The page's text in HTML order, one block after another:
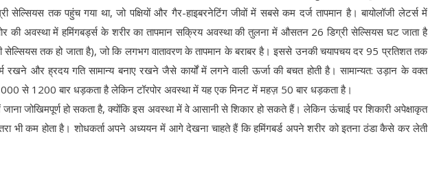
सेल्सियस तक पहुंच गया था, जो पक्षियों और गैर-हाइबरनेटिंग जीवों में सबसे कम दर्ज तापमान है। बायोलॉजी लेटर्स में
की अवस्था में हमिंगबर्ड्स के शरीर का तापमान सक्रिय अवस्था की तुलना में औसतन 26 डिग्री सेल्सियस घट जाता है
तक हो जाता है), जो कि लगभग वातावरण के तापमान के बराबर है। इससे उनकी चयापचय दर 95 प्रतिशत तक
रखने और ह्रदय गति सामान्य बनाए रखने जैसे कार्यों में लगने वाली ऊर्जा की बचत होती है। सामान्यत: उड़ान के वक्त
से 1200 बार धड़कता है लेकिन टॉरपोर अवस्था में यह एक मिनट में महज़ 50 बार धड़कता है।
जाना जोखिमपूर्ण हो सकता है, क्योंकि इस अवस्था में वे आसानी से शिकार हो सकते हैं। लेकिन ऊंचाई पर शिकारी अपेक्षाकृत
भी कम होता है। शोधकर्ता अपने अध्ययन में आगे देखना चाहते हैं कि हमिंगबर्ड अपने शरीर को इतना ठंडा कैसे कर लेती